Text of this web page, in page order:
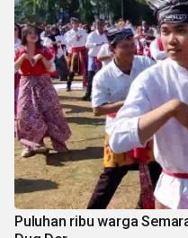
Puluhan ribu warga